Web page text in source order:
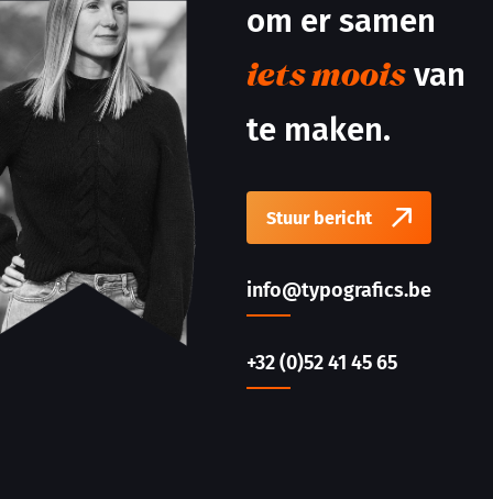
om er samen
iets moois van
te maken.
Stuur bericht
info@typografics.be
+32 (0)52 41 45 65